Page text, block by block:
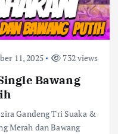
11, 2025 732 views
Bawang
Gandeng Tri Suaka &
Merah dan Bawang